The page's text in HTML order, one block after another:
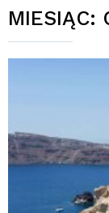
MIESIĄC: